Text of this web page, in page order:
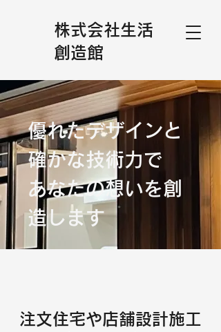
株式会社生活
創造館
優れたデザインと
確かな技術力で
あなたの想いを創
造します
​注文住宅や店舗設計施工